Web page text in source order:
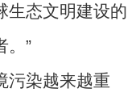
生态文明建设的
。”
染越来越重